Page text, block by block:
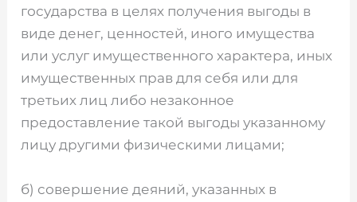
государства в целях получения выгоды в
виде денег, ценностей, иного имущества
или услуг имущественного характера, иных
имущественных прав для себя или для
третьих лиц либо незаконное
предоставление такой выгоды указанному
лицу другими физическими лицами;
б) совершение деяний, указанных в